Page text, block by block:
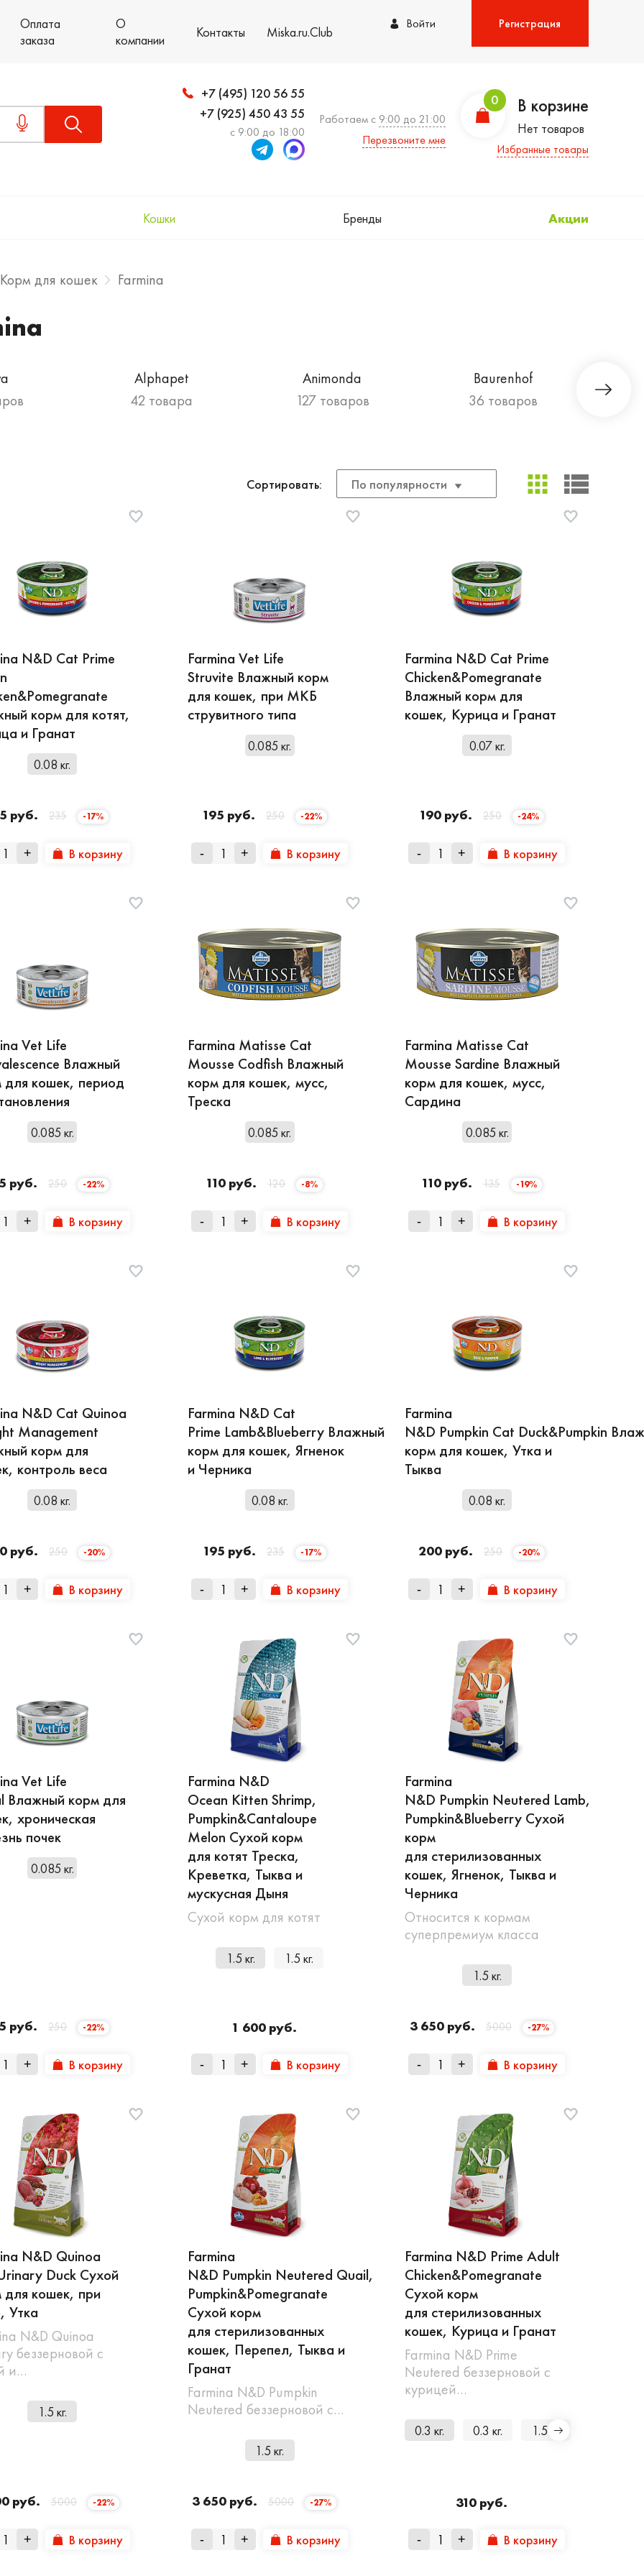
Оплата
заказа
О
компании
Контакты Miska.ru.Club Войти Регистрация
+7 (495) 120 56 55
+7 (925) 450 43 55
с 9:00 до 18:00
Работаем с 9:00 до 21:00
Перезвоните мне
0 В корзине
Нет товаров
Избранные товары
Кошки Бренды Акции
Корм для кошек Farmina
Alphapet
42 товара
Animonda
127 товаров
Baurenhof
36 товаров
Сортировать: По популярности
N&D Cat Prime
корм для котят,
и Гранат
0.08 кг.
руб. 235 -17%
+ В корзину
Farmina Vet Life
Struvite Влажный корм
для кошек, при МКБ
струвитного типа
0.085 кг.
195 руб. 250 -22%
- + В корзину
Farmina N&D Cat Prime
Chicken&Pomegranate
Влажный корм для
кошек, Курица и Гранат
0.07 кг.
190 руб. 250 -24%
- + В корзину
Vet Life
Влажный
для кошек, период
0.085 кг.
руб. 250 -22%
+ В корзину
Farmina Matisse Cat
Mousse Codfish Влажный
корм для кошек, мусс,
Треска
0.085 кг.
110 руб. 120 -8%
- + В корзину
Farmina Matisse Cat
Mousse Sardine Влажный
корм для кошек, мусс,
Сардина
0.085 кг.
110 руб. 135 -19%
- + В корзину
N&D Cat Quinoa
Management
корм для
контроль веса
0.08 кг.
руб. 250 -20%
+ В корзину
Farmina N&D Cat
Prime Lamb&Blueberry Влажный
корм для кошек, Ягненок
и Черника
0.08 кг.
195 руб. 235 -17%
- + В корзину
Farmina
N&D Pumpkin Cat Duck&Pumpkin
корм для кошек, Утка и
Тыква
0.08 кг.
200 руб. 250 -20%
- + В корзину
Vet Life
Влажный корм для
хроническая
почек
0.085 кг.
руб. 250 -22%
+ В корзину
Farmina N&D
Ocean Kitten Shrimp,
Pumpkin&Cantaloupe
Melon Сухой корм
для котят Треска,
Креветка, Тыква и
мускусная Дыня
Сухой корм для котят
1.5 кг. 1.5 кг.
1 600 руб.
- + В корзину
Farmina
N&D Pumpkin Neutered Lamb,
Pumpkin&Blueberry Сухой
корм
для стерилизованных
кошек, Ягненок, Тыква и
Черника
Относится к кормам
суперпремиум класса
1.5 кг.
3 650 руб. 5000 -27%
- + В корзину
N&D Quinoa
Duck Сухой
для кошек, при
Утка
N&D Quinoa
беззерновой с
и…
1.5 кг.
руб. 5000 -22%
+ В корзину
Farmina
N&D Pumpkin Neutered Quail,
Pumpkin&Pomegranate
Сухой корм
для стерилизованных
кошек, Перепел, Тыква и
Гранат
Farmina N&D Pumpkin
Neutered беззерновой с…
1.5 кг.
3 650 руб. 5000 -27%
- + В корзину
Farmina N&D Prime Adult
Chicken&Pomegranate
Сухой корм
для стерилизованных
кошек, Курица и Гранат
Farmina N&D Prime
Neutered беззерновой с
курицей…
0.3 кг. 0.3 кг. 1.5 кг.
310 руб.
- + В корзину